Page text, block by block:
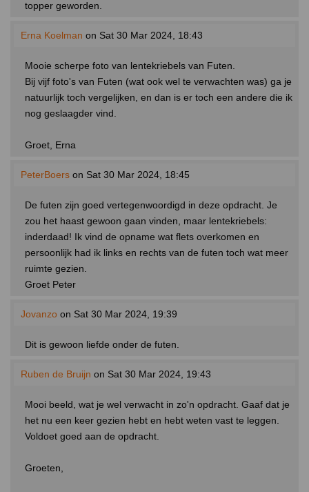
topper geworden.
Erna Koelman on Sat 30 Mar 2024, 18:43
Mooie scherpe foto van lentekriebels van Futen.
Bij vijf foto's van Futen (wat ook wel te verwachten was) ga je
natuurlijk toch vergelijken, en dan is er toch een andere die ik
nog geslaagder vind.
Groet, Erna
PeterBoers on Sat 30 Mar 2024, 18:45
De futen zijn goed vertegenwoordigd in deze opdracht. Je
zou het haast gewoon gaan vinden, maar lentekriebels:
inderdaad! Ik vind de opname wat flets overkomen en
persoonlijk had ik links en rechts van de futen toch wat meer
ruimte gezien.
Groet Peter
Jovanzo on Sat 30 Mar 2024, 19:39
Dit is gewoon liefde onder de futen.
Ruben de Bruijn on Sat 30 Mar 2024, 19:43
Mooi beeld, wat je wel verwacht in zo'n opdracht. Gaaf dat je
het nu een keer gezien hebt en hebt weten vast te leggen.
Voldoet goed aan de opdracht.
Groeten,